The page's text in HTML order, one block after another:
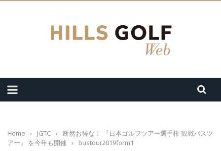
Home › JGTC ›
断然お得な！ 『日本ゴルフツアー選手権 観戦バスツ
アー』 を今年も開催
› bustour2019form1